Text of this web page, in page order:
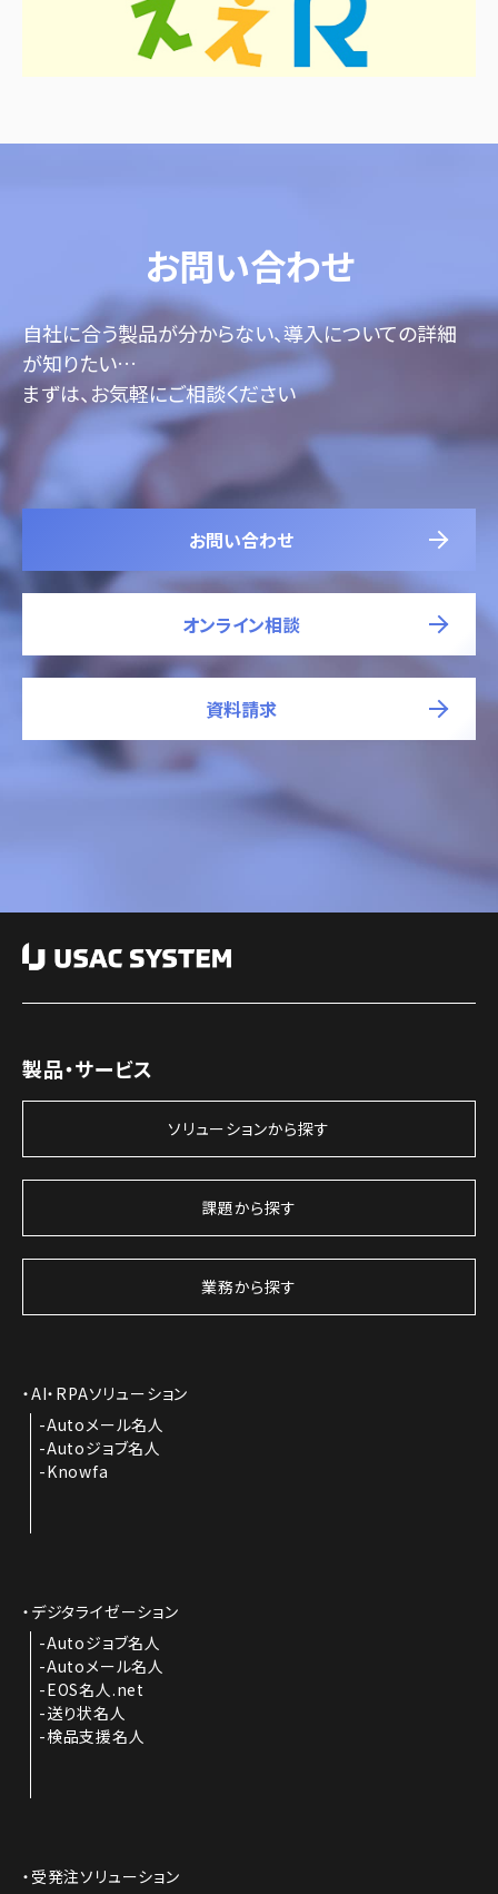
お問い合わせ
自社に合う製品が分からない、導入についての詳細
が知りたい…
まずは、お気軽にご相談ください
お問い合わせ
オンライン相談
資料請求
製品・サービス
ソリューションから探す
課題から探す
業務から探す
AI・RPAソリューション
Autoメール名人
Autoジョブ名人
Knowfa
デジタライゼーション
Autoジョブ名人
Autoメール名人
EOS名人.net
送り状名人
検品支援名人
受発注ソリューション